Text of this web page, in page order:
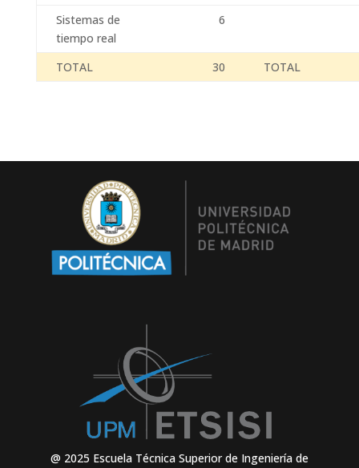
Sistemas de
tiempo real
6
TOTAL 30 TOTAL
@ 2025 Escuela Técnica Superior de Ingeniería de